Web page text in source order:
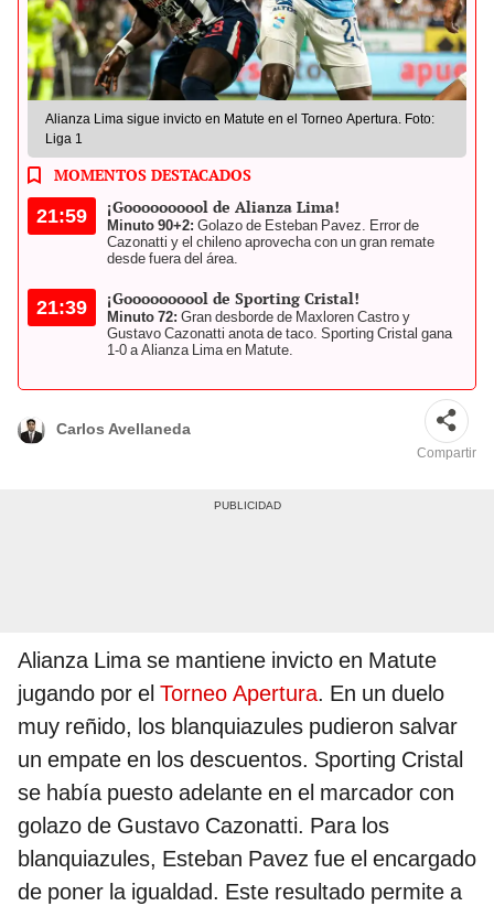
Alianza Lima sigue invicto en Matute en el Torneo Apertura. Foto:
Liga 1
MOMENTOS DESTACADOS
21:59 ¡Goooooooool de Alianza Lima!
Minuto 90+2: Golazo de Esteban Pavez. Error de
Cazonatti y el chileno aprovecha con un gran remate
desde fuera del área.
21:39 ¡Goooooooool de Sporting Cristal!
Minuto 72: Gran desborde de Maxloren Castro y
Gustavo Cazonatti anota de taco. Sporting Cristal gana
1-0 a Alianza Lima en Matute.
Carlos Avellaneda
Compartir
Alianza Lima se mantiene invicto en Matute
jugando por el Torneo Apertura. En un duelo
muy reñido, los blanquiazules pudieron salvar
un empate en los descuentos. Sporting Cristal
se había puesto adelante en el marcador con
golazo de Gustavo Cazonatti. Para los
blanquiazules, Esteban Pavez fue el encargado
de poner la igualdad. Este resultado permite a